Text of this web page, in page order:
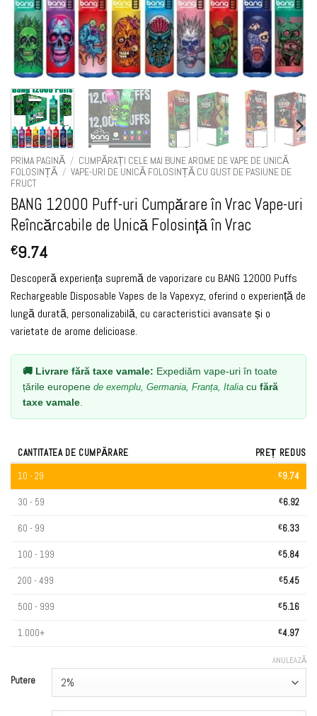
PRIMA PAGINĂ / CUMPĂRAȚI CELE MAI BUNE AROME DE VAPE DE UNICĂ
FOLOSINȚĂ / VAPE-URI DE UNICĂ FOLOSINȚĂ CU GUST DE PASIUNE DE
FRUCT
BANG 12000 Puff-uri Cumpărare în Vrac Vape-uri
Reîncărcabile de Unică Folosință în Vrac
€9.74
Descoperă experiența supremă de vaporizare cu BANG 12000 Puffs
Rechargeable Disposable Vapes de la Vapexyz, oferind o experiență de
lungă durată, personalizabilă, cu caracteristici avansate și o
varietate de arome delicioase.
🚚 Livrare fără taxe vamale: Expediăm vape-uri în toate
țările europene de exemplu, Germania, Franța, Italia cu fără
taxe vamale.
CANTITATEA DE CUMPĂRARE
PREȚ REDUS
10 - 29
€9.74
30 - 59 €6.92
60 - 99 €6.33
100 - 199 €5.84
200 - 499 €5.45
500 - 999 €5.16
1.000+ €4.97
Putere
ANULEAZĂ